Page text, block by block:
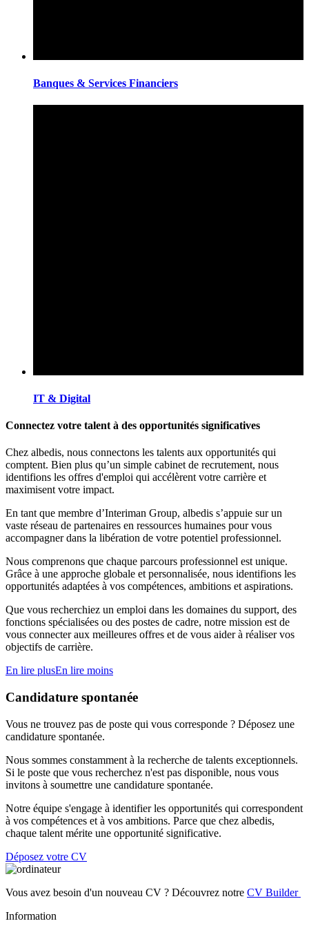
Banques & Services Financiers
IT & Digital
Connectez votre talent à des opportunités significatives
Chez albedis, nous connectons les talents aux opportunités qui
comptent. Bien plus qu’un simple cabinet de recrutement, nous
identifions les offres d'emploi qui accélèrent votre carrière et
maximisent votre impact.
En tant que membre d’Interiman Group, albedis s’appuie sur un
vaste réseau de partenaires en ressources humaines pour vous
accompagner dans la libération de votre potentiel professionnel.
Nous comprenons que chaque parcours professionnel est unique.
Grâce à une approche globale et personnalisée, nous identifions les
opportunités adaptées à vos compétences, ambitions et aspirations.
Que vous recherchiez un emploi dans les domaines du support, des
fonctions spécialisées ou des postes de cadre, notre mission est de
vous connecter aux meilleures offres et de vous aider à réaliser vos
objectifs de carrière.
En lire plusEn lire moins
Candidature spontanée
Vous ne trouvez pas de poste qui vous corresponde ? Déposez une
candidature spontanée.
Nous sommes constamment à la recherche de talents exceptionnels.
Si le poste que vous recherchez n'est pas disponible, nous vous
invitons à soumettre une candidature spontanée.
Notre équipe s'engage à identifier les opportunités qui correspondent
à vos compétences et à vos ambitions. Parce que chez albedis,
chaque talent mérite une opportunité significative.
Déposez votre CV
Vous avez besoin d'un nouveau CV ? Découvrez notre CV Builder
Information